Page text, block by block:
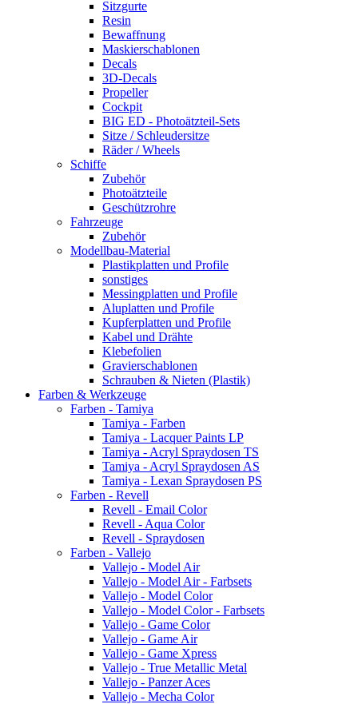
Sitzgurte
Resin
Bewaffnung
Maskierschablonen
Decals
3D-Decals
Propeller
Cockpit
BIG ED - Photoätzteil-Sets
Sitze / Schleudersitze
Räder / Wheels
Schiffe
Zubehör
Photoätzteile
Geschützrohre
Fahrzeuge
Zubehör
Modellbau-Material
Plastikplatten und Profile
sonstiges
Messingplatten und Profile
Aluplatten und Profile
Kupferplatten und Profile
Kabel und Drähte
Klebefolien
Gravierschablonen
Schrauben & Nieten (Plastik)
Farben & Werkzeuge
Farben - Tamiya
Tamiya - Farben
Tamiya - Lacquer Paints LP
Tamiya - Acryl Spraydosen TS
Tamiya - Acryl Spraydosen AS
Tamiya - Lexan Spraydosen PS
Farben - Revell
Revell - Email Color
Revell - Aqua Color
Revell - Spraydosen
Farben - Vallejo
Vallejo - Model Air
Vallejo - Model Air - Farbsets
Vallejo - Model Color
Vallejo - Model Color - Farbsets
Vallejo - Game Color
Vallejo - Game Air
Vallejo - Game Xpress
Vallejo - True Metallic Metal
Vallejo - Panzer Aces
Vallejo - Mecha Color